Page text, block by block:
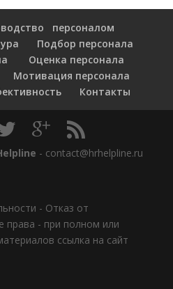
персоналом
Подбор персонала
Оценка персонала
Мотивация персонала
Контакты
- contact@hrhelpline.ru
- Отказ от
права - при полном или
ссылка на сайт